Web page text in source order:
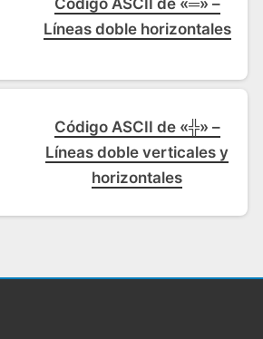
Código ASCII de «═» –
Líneas doble horizontales
Código ASCII de «╬» –
Líneas doble verticales y
horizontales